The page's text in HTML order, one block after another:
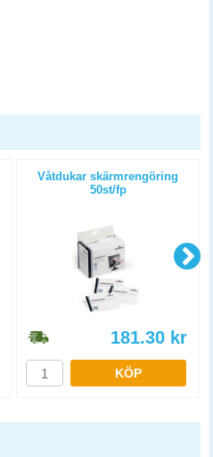
Våtdukar skärmrengöring
50st/fp
181.30 kr
KÖP